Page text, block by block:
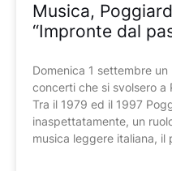
Musica,
“Impronte dal
Domenica 1 settembre
concerti che si svolsero
Tra il 1979 ed il 1997
inaspettatamente, un
musica leggere italiana, il